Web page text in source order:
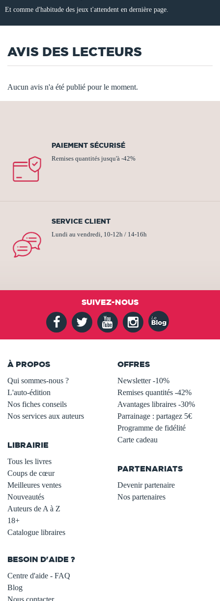
Et comme d'habitude des jeux t'attendent en dernière page.
AVIS DES LECTEURS
Aucun avis n'a été publié pour le moment.
PAIEMENT SÉCURISÉ
Remises quantités jusqu'à -42%
SERVICE CLIENT
Lundi au vendredi, 10-12h / 14-16h
SUIVEZ-NOUS
À PROPOS
Qui sommes-nous ?
L'auto-édition
Nos fiches conseils
Nos services aux auteurs
LIBRAIRIE
Tous les livres
Coups de cœur
Meilleures ventes
Nouveautés
Auteurs de A à Z
18+
Catalogue libraires
OFFRES
Newsletter -10%
Remises quantités -42%
Avantages libraires -30%
Parrainage : partagez 5€
Programme de fidélité
Carte cadeau
PARTENARIATS
Devenir partenaire
Nos partenaires
BESOIN D'AIDE ?
Centre d'aide - FAQ
Blog
Nous contacter